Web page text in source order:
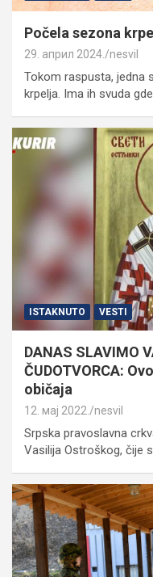
Počela sezona
29. април 2024. nesvil
Tokom raspusta, jedna
krpelja. Ima ih svuda
ISTAKNUTO VESTI
DANAS SLAVIMO
ČUDOTVORCA:
običaja
12. мај 2022. nesvil
Srpska pravoslavna
Vasilija Ostroškog, čije